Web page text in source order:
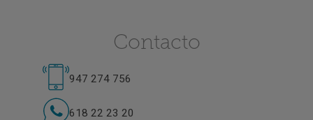
Contacto
947 274 756
618 22 23 20